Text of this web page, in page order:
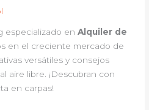
especializado enAlquiler de
en el creciente mercado de
versátiles y consejos
aire libre. ¡Descubran con
en carpas!